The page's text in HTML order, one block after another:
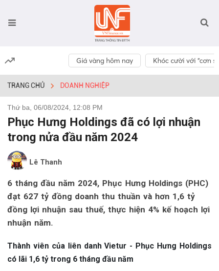
Giá vàng hôm nay Khóc cười với “cơn
TRANG CHỦ DOANH NGHIỆP
Thứ ba, 06/08/2024, 12:08 PM
Phục Hưng Holdings đã có lợi nhuận
trong nửa đầu năm 2024
Lê Thanh
6 tháng đầu năm 2024, Phục Hưng Holdings (PHC)
đạt 627 tỷ đồng doanh thu thuần và hơn 1,6 tỷ
đồng lợi nhuận sau thuế, thực hiện 4% kế hoạch lợi
nhuận năm.
Thành viên của liên danh Vietur - Phục Hưng Holdings
có lãi 1,6 tỷ trong 6 tháng đầu năm